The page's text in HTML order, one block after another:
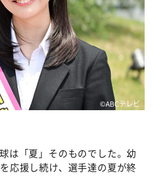
©ABCテレビ
は「夏」そのものでした。幼
応援し続け、選手達の夏が終